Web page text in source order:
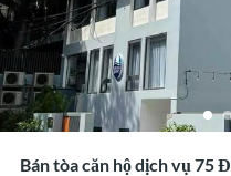
Bán tòa căn hộ dịch vụ 75